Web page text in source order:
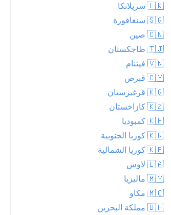
🇱🇰 سريلانكا
🇸🇬 سنغافورة
🇨🇳 صين
🇹🇯 طاجكستان
🇻🇳 فيتنام
🇨🇾 قبرص
🇰🇬 قرغيزستان
🇰🇿 كازاخستان
🇰🇭 كمبوديا
🇰🇷 كوريا الجنوبية
🇰🇵 كوريا الشمالية
🇱🇦 لاوس
🇲🇾 ماليزيا
🇲🇴 مكاو
🇧🇭 مملكة البحرين